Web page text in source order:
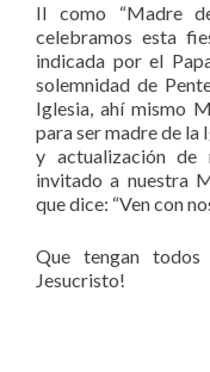
II como “Madre
celebramos esta
indicada por el
solemnidad de
Iglesia, ahí mismo
para ser madre de la
y actualización de
invitado a nuestra
que dice: “Ven con
Que tengan todos
Jesucristo!